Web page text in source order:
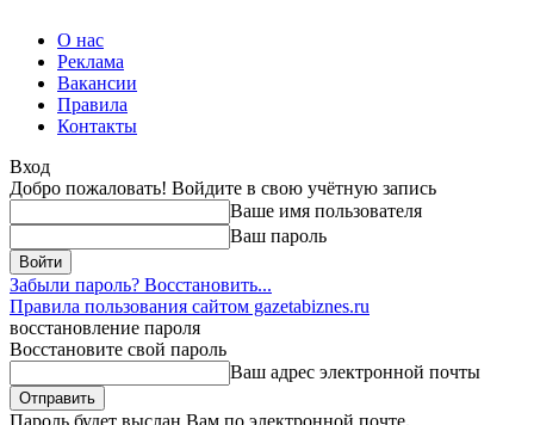
О нас
Реклама
Вакансии
Правила
Контакты
Вход
Добро пожаловать! Войдите в свою учётную запись
Ваше имя пользователя
Ваш пароль
Забыли пароль? Восстановить...
Правила пользования сайтом gazetabiznes.ru
восстановление пароля
Восстановите свой пароль
Ваш адрес электронной почты
Пароль будет выслан Вам по электронной почте.